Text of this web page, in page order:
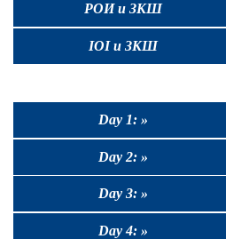
РОИ и ЗКШ
IOI и ЗКШ
Day 1: »
Day 2: »
Day 3: »
Day 4: »